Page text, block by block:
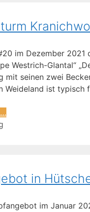
im Dezember 2021
Westrich-Glantal“
mit seinen zwei
Weideland ist typisch
in
im Januar